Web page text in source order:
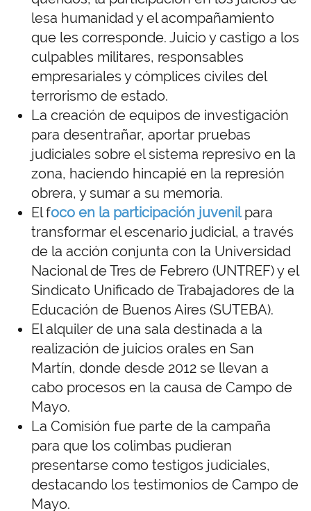
lesa humanidad y el acompañamiento
que les corresponde. Juicio y castigo a los
culpables militares, responsables
empresariales y cómplices civiles del
terrorismo de estado.
La creación de equipos de investigación
para desentrañar, aportar pruebas
judiciales sobre el sistema represivo en la
zona, haciendo hincapié en la represión
obrera, y sumar a su memoria.
El foco en la participación juvenilpara
transformar el escenario judicial, a través
de la acción conjunta con la Universidad
Nacional de Tres de Febrero (UNTREF) y el
Sindicato Unificado de Trabajadores de la
Educación de Buenos Aires (SUTEBA).
El alquiler de una sala destinada a la
realización de juicios orales en San
Martín, donde desde 2012 se llevan a
cabo procesos en la causa de Campo de
Mayo.
La Comisión fue parte de la campaña
para que los colimbas pudieran
presentarse como testigos judiciales,
destacando los testimonios de Campo de
Mayo.